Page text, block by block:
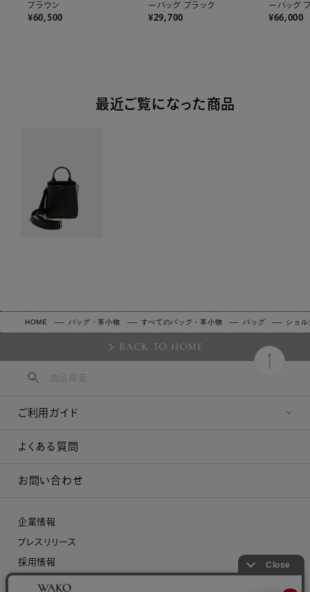
ブラウン
¥60,500
ーバッグ ブラック
¥29,700
ーバッグ
¥66,000
最近ご覧になった商品
HOME バッグ・革小物 すべてのバッグ・革小物 バッグ ショル
BACK TO HOME
ご利用ガイド
よくある質問
お問い合わせ
企業情報
プレスリリース
採用情報